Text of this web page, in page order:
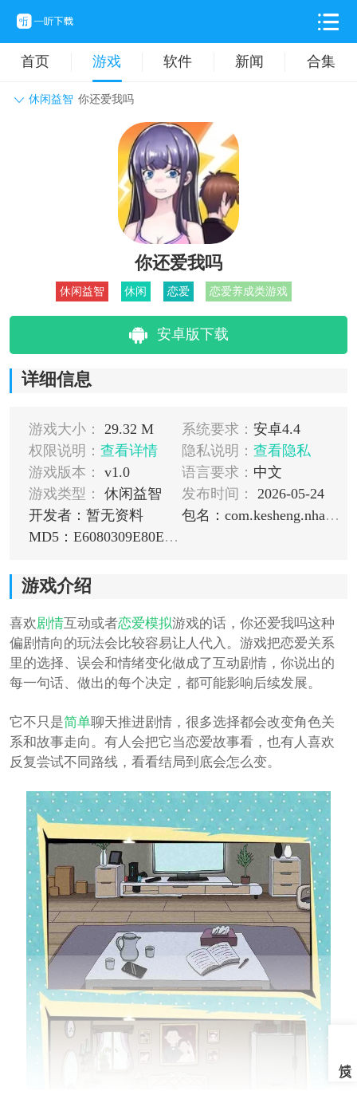
首页 游戏 软件 新闻 合集
休闲益智 你还爱我吗
动作格斗 休闲益智
卡牌对战 音乐舞蹈
挂机养成
你还爱我吗
休闲益智 休闲 恋爱 恋爱养成类游戏
安卓版下载
详细信息
游戏大小： 29.32 M 系统要求： 安卓4.4
权限说明： 查看详情 隐私说明： 查看隐私
游戏版本：
v1.0 语言要求： 中文
游戏类型：
休闲益智 发布时间：
2026-05-24
开发者：暂无资料
包名：com.kesheng.nhawm.m4399
MD5：E6080309E80E2DDB5A82247ECF97CEC9
游戏介绍
喜欢剧情互动或者恋爱模拟游戏的话，你还爱我吗这种
偏剧情向的玩法会比较容易让人代入。游戏把恋爱关系
里的选择、误会和情绪变化做成了互动剧情，你说出的
每一句话、做出的每个决定，都可能影响后续发展。
它不只是简单聊天推进剧情，很多选择都会改变角色关
系和故事走向。有人会把它当恋爱故事看，也有人喜欢
反复尝试不同路线，看看结局到底会怎么变。